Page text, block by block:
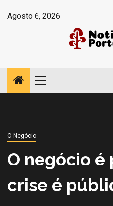
paraAgosto 6, 2026
Menu
principal
O Negócio
O negócio é
crise é